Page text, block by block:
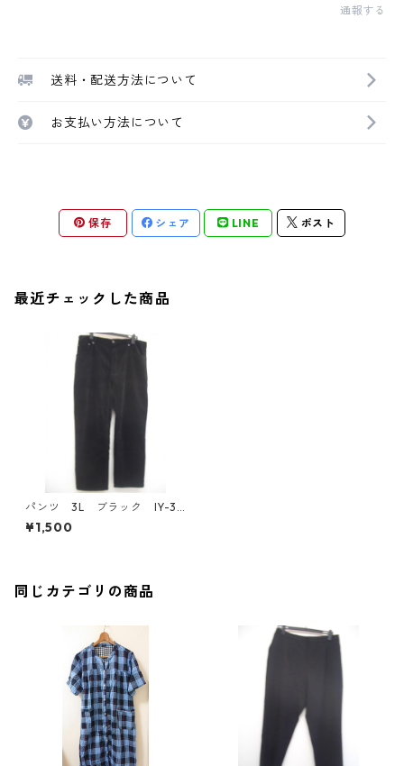
通報する
送料・配送方法について
お支払い方法について
保存 シェア LINE ポスト
最近チェックした商品
パンツ 3L ブラック IY-38
29
¥1,500
同じカテゴリの商品